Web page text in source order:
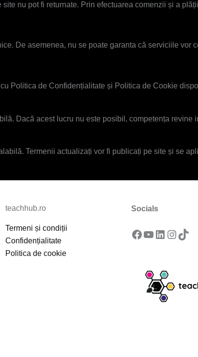
nu pot fi returnate. Prin efectuarea comenzii și a
De asemenea, nu se poate garanta că serviciile vor
Politica de Confidențialitate și Politica de Cookie
Dacă acest lucru nu este posibil, competența revine
Termenii actualizați vor fi publicați pe site și se
teachhub.ro
Termeni și condiții
Confidențialitate
Politica de cookie
Socials
Facebook
YouTube
LinkedIn